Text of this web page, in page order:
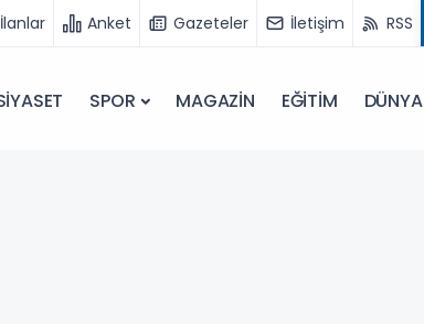
İlanlar Anket Gazeteler İletişim RSS
SPOR MAGAZİN EĞİTİM DÜNYA